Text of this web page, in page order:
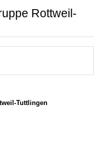
Rottweil-
Tuttlingen